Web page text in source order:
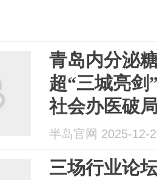
青岛内分泌
超“三城亮剑
社会办医破
半岛官网 2025-12-
三场行业论